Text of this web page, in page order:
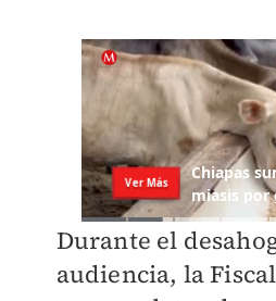
Durante el
audiencia, la